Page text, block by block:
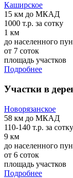
Каширское
15 км до МКАД
1000 т.р. за сотку
1 км
до населенного
от 7 соток
площадь участков
Подробнее
Участки в
Новорязанское
58 км до МКАД
110-140 т.р. за сотку
9 км
до населенного
от 6 соток
площадь участков
Подробнее